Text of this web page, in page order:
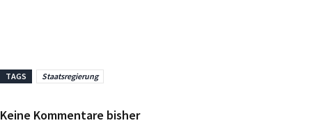
TAGS Staatsregierung
Keine Kommentare bisher